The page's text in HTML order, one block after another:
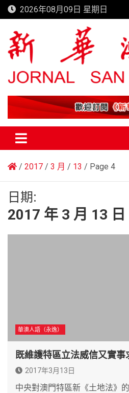
Skip
to
content
2026年08月09日 星期日
新華澳報
2017 3 月 13 Page 4
日期:
2017 年 3 月 13 日
華澳人語（永逸）
既維護特區立法威信又實事
2017年3月13日
中央對澳門特區新《土地法》